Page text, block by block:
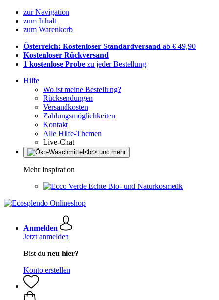
zur Navigation
zum Inhalt
zum Warenkorb
Österreich: Kostenloser Standardversand ab € 49,90
Kostenloser Rückversand
1 kostenlose Probe zu jeder Bestellung
Hilfe
Wo ist meine Bestellung?
Rücksendungen
Versandkosten
Zahlungsmöglichkeiten
Kontakt
Alle Hilfe-Themen
Live-Chat
Mehr Inspiration
Echte Bio- und Naturkosmetik
Anmelden
Jetzt anmelden
Bist du neu hier?
Konto erstellen